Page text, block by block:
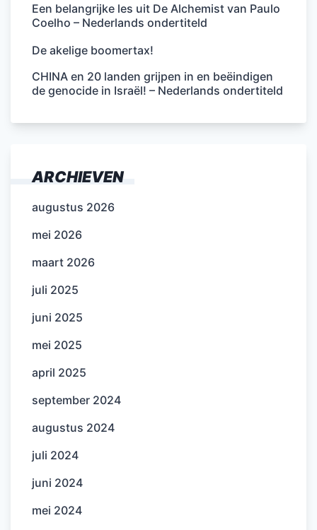
Een belangrijke les uit De Alchemist van Paulo
Coelho – Nederlands ondertiteld
De akelige boomertax!
CHINA en 20 landen grijpen in en beëindigen
de genocide in Israël! – Nederlands ondertiteld
ARCHIEVEN
augustus 2026
mei 2026
maart 2026
juli 2025
juni 2025
mei 2025
april 2025
september 2024
augustus 2024
juli 2024
juni 2024
mei 2024